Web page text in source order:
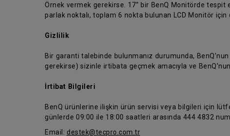
Örnek vermek gerekirse. 17” bir BenQ Monitörde
parlak noktalı, toplam 6 nokta bulunan LCD Monitör için
Gizlilik
Bir garanti talebinde bulunmanız durumunda,
gerekirse) sizinle irtibata geçmek amacıyla ve
İrtibat Bilgileri
BenQ ürünlerine ilişkin ürün servisi veya bilgileri için
günlerde 09:00 ile 18:00 saatleri arasında 444 4832
Email: destek@tecpro.com.tr